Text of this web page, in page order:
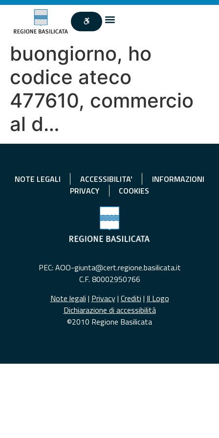
buongiorno, ho
codice ateco
477610, commercio
al d…
NOTE LEGALI ACCESSIBILITA'
INFORMAZIONI
PRIVACY
COOKIES
PEC: AOO-giunta@cert.regione.basilicata.it
C.F. 80002950766
Note legali | Privacy| Crediti | Il Logo
Dichiarazione di accessibilità
©2010 Regione Basilicata